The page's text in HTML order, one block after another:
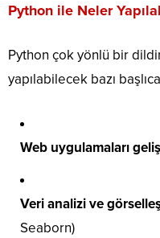
Python ile Neler
Python çok yönlü bir
yapılabilecek bazı
Web uygulamaları
Veri analizi ve
Seaborn)